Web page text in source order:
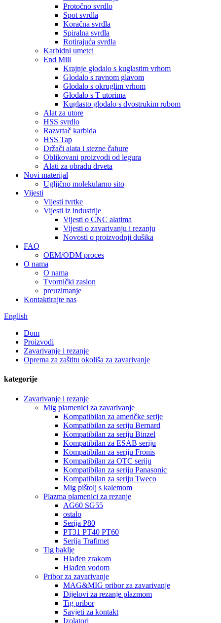
Protočno svrdlo
Spot svrdla
Koračna svrdla
Spiralna svrdla
Rotirajuća svrdla
Karbidni umetci
End Mill
Krajnje glodalo s kuglastim vrhom
Glodalo s ravnom glavom
Glodalo s okruglim vrhom
Glodalo s T utorima
Kuglasto glodalo s dvostrukim rubom
Alat za utore
HSS svrdlo
Razvrtač karbida
HSS Tap
Držači alata i stezne čahure
Oblikovani proizvodi od legura
Alati za obradu drveta
Novi materijal
Ugljično molekularno sito
Vijesti
Vijesti tvrtke
Vijesti iz industrije
Vijesti o CNC alatima
Vijesti o zavarivanju i rezanju
Novosti o proizvodnji dušika
FAQ
OEM/ODM proces
O nama
O nama
Tvornički zaslon
preuzimanje
Kontaktirajte nas
English
Dom
Proizvodi
Zavarivanje i rezanje
Oprema za zaštitu okoliša za zavarivanje
kategorije
Zavarivanje i rezanje
Mig plamenici za zavarivanje
Kompatibilan za američke serije
Kompatibilan za seriju Bernard
Kompatibilan za seriju Binzel
Kompatibilan za ESAB seriju
Kompatibilan za seriju Fronis
Kompatibilan za OTC seriju
Kompatibilan za seriju Panasonic
Kompatibilan za seriju Tweco
Mig pištolj s kalemom
Plazma plamenici za rezanje
AG60 SG55
ostalo
Serija P80
PT31 PT40 PT60
Serija Trafimet
Tig baklje
Hlađen zrakom
Hlađen vodom
Pribor za zavarivanje
MAG&MIG pribor za zavarivanje
Dijelovi za rezanje plazmom
Tig pribor
Savjeti za kontakt
Izolatori